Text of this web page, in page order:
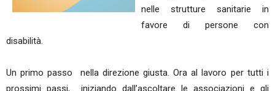
nelle strutture sanitarie in
favore di persone con
disabilità.
Un primo passo nella direzione giusta. Ora al lavoro per tutti i
prossimi passi, iniziando dall’ascoltare le associazioni e gli